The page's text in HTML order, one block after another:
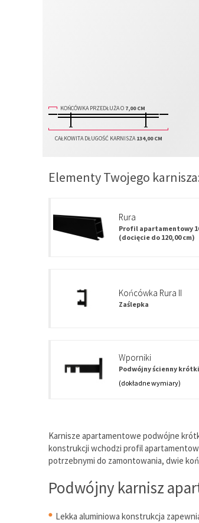
KOŃCÓWKA PRZEDŁUŻA O 7,00 CM
CAŁKOWITA DŁUGOŚĆ KARNISZA 134,00 CM
Elementy Twojego
Rura
Profil apartamentowy
(docięcie do 120,00 cm)
Końcówka Rura II
Zaślepka
wporniki
Podwójny ścienny krótki
(dokładne wymiary)
Karnisze apartamentowe podwójne
konstrukcji wchodzi profil
potrzebnymi do zamontowania, dwie
Podwójny karnisz
Lekka aluminiowa konstrukcja